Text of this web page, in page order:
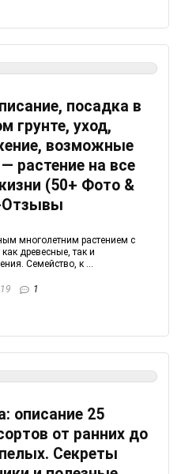
посадка в
грунте, уход,
возможные
растение на все
(50+ Фото &
многолетним растением с
древесные, так и
Семейство, к ...
1
описание 25
от ранних до
Секреты